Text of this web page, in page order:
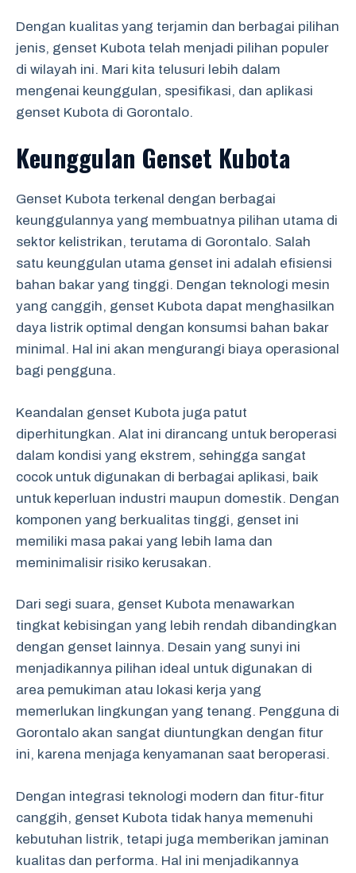
Dengan kualitas yang terjamin dan berbagai pilihan
jenis, genset Kubota telah menjadi pilihan populer
di wilayah ini. Mari kita telusuri lebih dalam
mengenai keunggulan, spesifikasi, dan aplikasi
genset Kubota di Gorontalo.
Keunggulan Genset Kubota
Genset Kubota terkenal dengan berbagai
keunggulannya yang membuatnya pilihan utama di
sektor kelistrikan, terutama di Gorontalo. Salah
satu keunggulan utama genset ini adalah efisiensi
bahan bakar yang tinggi. Dengan teknologi mesin
yang canggih, genset Kubota dapat menghasilkan
daya listrik optimal dengan konsumsi bahan bakar
minimal. Hal ini akan mengurangi biaya operasional
bagi pengguna.
Keandalan genset Kubota juga patut
diperhitungkan. Alat ini dirancang untuk beroperasi
dalam kondisi yang ekstrem, sehingga sangat
cocok untuk digunakan di berbagai aplikasi, baik
untuk keperluan industri maupun domestik. Dengan
komponen yang berkualitas tinggi, genset ini
memiliki masa pakai yang lebih lama dan
meminimalisir risiko kerusakan.
Dari segi suara, genset Kubota menawarkan
tingkat kebisingan yang lebih rendah dibandingkan
dengan genset lainnya. Desain yang sunyi ini
menjadikannya pilihan ideal untuk digunakan di
area pemukiman atau lokasi kerja yang
memerlukan lingkungan yang tenang. Pengguna di
Gorontalo akan sangat diuntungkan dengan fitur
ini, karena menjaga kenyamanan saat beroperasi.
Dengan integrasi teknologi modern dan fitur-fitur
canggih, genset Kubota tidak hanya memenuhi
kebutuhan listrik, tetapi juga memberikan jaminan
kualitas dan performa. Hal ini menjadikannya